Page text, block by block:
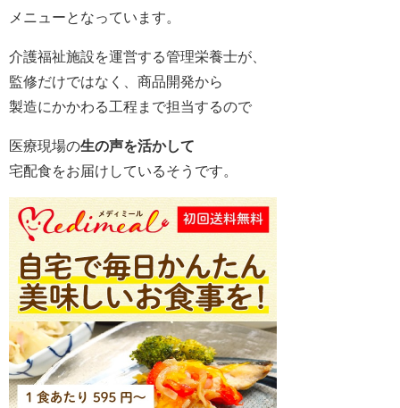
メニューとなっています。
介護福祉施設を運営する管理栄養士が、
監修だけではなく、商品開発から
製造にかかわる工程まで担当するので
医療現場の生の声を活かして
宅配食をお届けしているそうです。